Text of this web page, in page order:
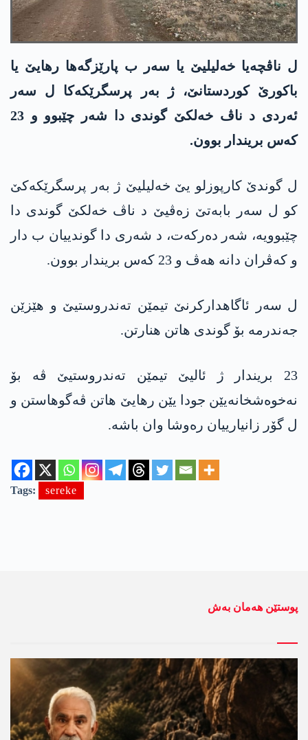
ل ناڤچەیا خەلیلیێ یا سەر ب پارێزگەها رهایێ یا
باکورێ کوردستانێ، ژ بەر پرسگرێکەکا ل سەر
ئەردی د ناڤ خەلکێ گوندی دا شەر چێبوو و 23
کەس بریندار بوون.
ل گوندێ کارپوزلو یێ خەلیلیێ ژ بەر پرسگرێکەكێ
كو ل سەر بابه‌تێ زه‌ڤیێ د ناڤ خەلکێ گوندی دا
چێبوویه‌، شەر دەرکەت، د شەری دا گوندییان ب دار
و کەڤران دانه‌ هه‌ڤ و 23 کەس بریندار بوون.
ل سەر ئاگاهدارکرنێ تیمێن تەندروستیێ و هێزێن
جەندرمە بۆ گوندی هاتن هنارتن.
23 بریندار ژ ئالیێ تیمێن تەندروستیێ ڤە بۆ
نەخوەشخانەیێن جودا یێن رهایێ هاتن ڤەگوهاستن و
ل گۆر زانیارییان رەوشا وان باشە.
Tags: sereke
پوستێن ھەمان بەش